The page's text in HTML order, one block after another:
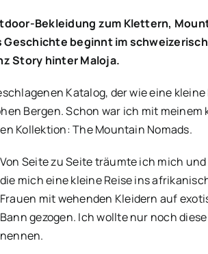
Bekleidung zum Klettern,
beginnt im
Story hinter Maloja.
Katalog, der wie eine
Bergen. Schon war ich mit
Kollektion: The Mountain Nomads.
Von Seite zu Seite träumte ich mich
die mich eine kleine Reise ins
Frauen mit wehenden Kleidern auf
Bann gezogen. Ich wollte nur noch
nennen.